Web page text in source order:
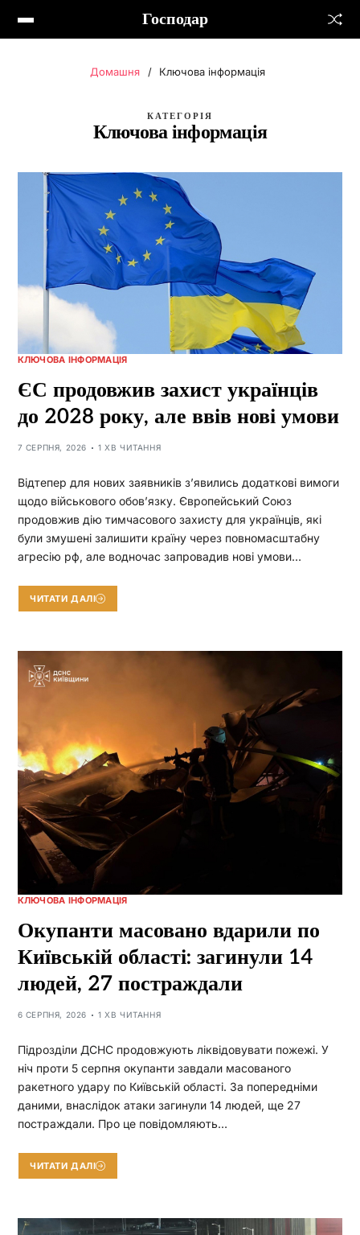
Господар
Домашня Ключова інформація
КАТЕГОРІЯ
Ключова інформація
КЛЮЧОВА ІНФОРМАЦІЯ
ЄС продовжив захист українців
до 2028 року, але ввів нові умови
7 СЕРПНЯ, 2026 1 ХВ ЧИТАННЯ
Відтепер для нових заявників з’явились додаткові вимоги
щодо військового обов’язку. Європейський Союз
продовжив дію тимчасового захисту для українців, які
були змушені залишити країну через повномасштабну
агресію рф, але водночас запровадив нові умови…
ЧИТАТИ ДАЛІ
КЛЮЧОВА ІНФОРМАЦІЯ
Окупанти масовано вдарили по
Київській області: загинули 14
людей, 27 постраждали
6 СЕРПНЯ, 2026 1 ХВ ЧИТАННЯ
Підрозділи ДСНС продовжують ліквідовувати пожежі. У
ніч проти 5 серпня окупанти завдали масованого
ракетного удару по Київській області. За попередніми
даними, внаслідок атаки загинули 14 людей, ще 27
постраждали. Про це повідомляють…
ЧИТАТИ ДАЛІ